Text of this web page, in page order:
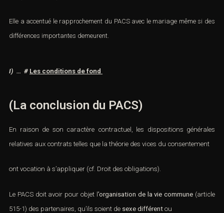
Elle a accentué le rapprochement du PACS avec le mariage même si des
différences importantes demeurent.
I) … # Les conditions de fond
(La conclusion du PACS)
En raison de son caractère contractuel, les dispositions générales
relatives aux contrats telles que la théorie des vices du consentement
ont vocation à s’appliquer (cf. Droit des obligations).
Le PACS doit avoir pour objet l ’organisation de la vie commune (article
515-1) des partenaires, qu’ils soient de sexe différent ou